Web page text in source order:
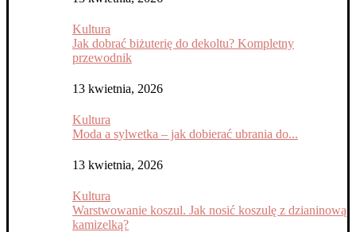
Kultura
Jak dobrać biżuterię do dekoltu? Kompletny
przewodnik
13 kwietnia, 2026
Kultura
Moda a sylwetka – jak dobierać ubrania do...
13 kwietnia, 2026
Kultura
Warstwowanie koszul. Jak nosić koszulę z dzianinową
kamizelką?